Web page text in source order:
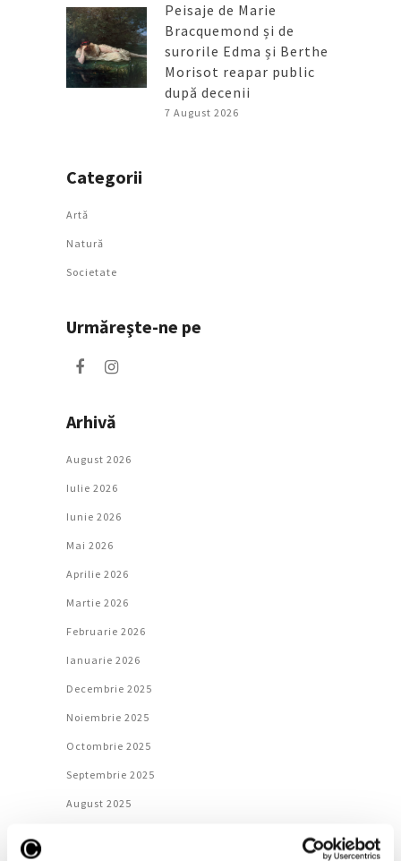
Peisaje de Marie
Bracquemond și de
surorile Edma și Berthe
Morisot reapar public
după decenii
7 August 2026
Categorii
Artǎ
Natură
Societate
Urmăreşte-ne pe
Arhivă
August 2026
Iulie 2026
Iunie 2026
Mai 2026
Aprilie 2026
Martie 2026
Februarie 2026
Ianuarie 2026
Decembrie 2025
Noiembrie 2025
Octombrie 2025
Septembrie 2025
August 2025